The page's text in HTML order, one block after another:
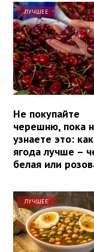
ЛУЧШЕЕ
Не покупайте
черешню, пока
узнаете это:
ягода лучше –
белая или
ЛУЧШЕЕ